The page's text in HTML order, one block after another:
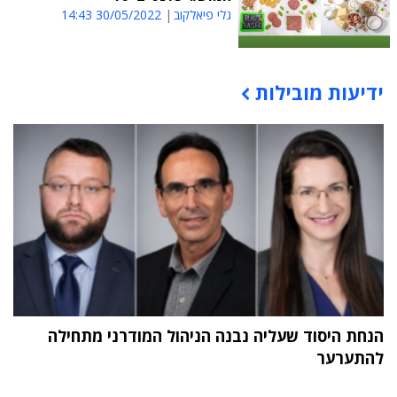
גלי פיאלקוב 30/05/2022 14:43
תוכן פרסומי
ידיעות מובילות
הנחת היסוד שעליה נבנה הניהול המודרני מתחילה
להתערער